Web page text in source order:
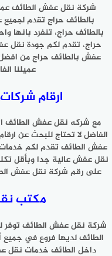
شركة نقل عفش الطائف
بالطائف حراج تقدم
بالطائف حراج، تنفرد
حراج، تقدم لكم جودة نقل
عفش بالطائف حراج من
عميلنا
ارقام
مع شركه نقل عفش الطائف
الفاضل لا تحتاج للبحث عن
عفش الطائف تقدم لكم
نقل عفش عالية جدا وبأقل
على رقم شركة نقل عفش
مكتب
شركة نقل عفش الطائف توفر
الطائف لديها فروع في
داخل الطائف خدمات نقل